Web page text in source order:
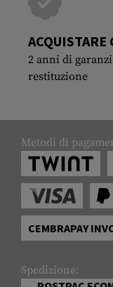
ACQUISTARE
2 anni di
restituzione
Metodi di
CEMBRAPAY
Spedizione: